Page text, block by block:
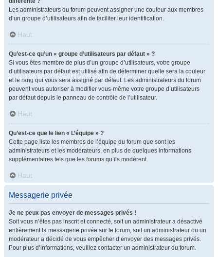
Les administrateurs du forum peuvent assigner une couleur aux membres
d’un groupe d’utilisateurs afin de faciliter leur identification.
Haut
Qu’est-ce qu’un « groupe d’utilisateurs par défaut » ?
Si vous êtes membre de plus d’un groupe d’utilisateurs, votre groupe
d’utilisateurs par défaut est utilisé afin de déterminer quelle sera la couleur
et le rang qui vous sera assigné par défaut. Les administrateurs du forum
peuvent vous autoriser à modifier vous-même votre groupe d’utilisateurs
par défaut depuis le panneau de contrôle de l’utilisateur.
Haut
Qu’est-ce que le lien « L’équipe » ?
Cette page liste les membres de l’équipe du forum que sont les
administrateurs et les modérateurs, en plus de quelques informations
supplémentaires tels que les forums qu’ils modèrent.
Haut
Messagerie privée
Je ne peux pas envoyer de messages privés !
Soit vous n’êtes pas inscrit et connecté, soit un administrateur a désactivé
entièrement la messagerie privée sur le forum, soit un administrateur ou un
modérateur a décidé de vous empêcher d’envoyer des messages privés.
Pour plus d’informations, veuillez contacter un administrateur du forum.